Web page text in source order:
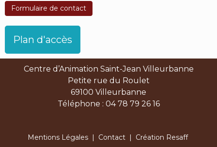
Formulaire de contact
Plan d'accès
Centre d’Animation Saint-Jean Villeurbanne
Petite rue du Roulet
69100 Villeurbanne
Téléphone : 04 78 79 26 16
Mentions Légales| Contact| Création Resaff